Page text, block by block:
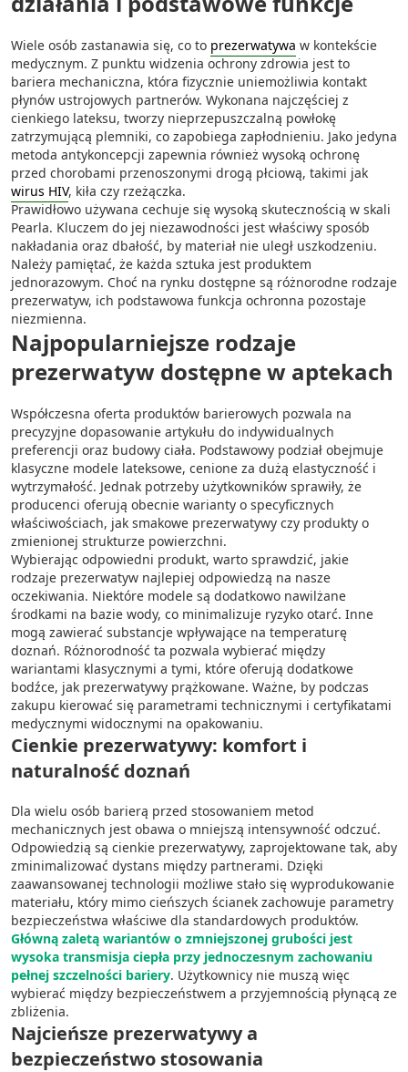
Wiele osób zastanawia się, co to prezerwatywa w kontekście
medycznym. Z punktu widzenia ochrony zdrowia jest to
bariera mechaniczna, która fizycznie uniemożliwia kontakt
płynów ustrojowych partnerów. Wykonana najczęściej z
cienkiego lateksu, tworzy nieprzepuszczalną powłokę
zatrzymującą plemniki, co zapobiega zapłodnieniu. Jako jedyna
metoda antykoncepcji zapewnia również wysoką ochronę
przed chorobami przenoszonymi drogą płciową, takimi jak
wirus HIV, kiła czy rzeżączka.
Prawidłowo używana cechuje się wysoką skutecznością w skali
Pearla. Kluczem do jej niezawodności jest właściwy sposób
nakładania oraz dbałość, by materiał nie uległ uszkodzeniu.
Należy pamiętać, że każda sztuka jest produktem
jednorazowym. Choć na rynku dostępne są różnorodne rodzaje
prezerwatyw, ich podstawowa funkcja ochronna pozostaje
niezmienna.
Najpopularniejsze rodzaje
prezerwatyw dostępne w aptekach
Współczesna oferta produktów barierowych pozwala na
precyzyjne dopasowanie artykułu do indywidualnych
preferencji oraz budowy ciała. Podstawowy podział obejmuje
klasyczne modele lateksowe, cenione za dużą elastyczność i
wytrzymałość. Jednak potrzeby użytkowników sprawiły, że
producenci oferują obecnie warianty o specyficznych
właściwościach, jak smakowe prezerwatywy czy produkty o
zmienionej strukturze powierzchni.
Wybierając odpowiedni produkt, warto sprawdzić, jakie
rodzaje prezerwatyw najlepiej odpowiedzą na nasze
oczekiwania. Niektóre modele są dodatkowo nawilżane
środkami na bazie wody, co minimalizuje ryzyko otarć. Inne
mogą zawierać substancje wpływające na temperaturę
doznań. Różnorodność ta pozwala wybierać między
wariantami klasycznymi a tymi, które oferują dodatkowe
bodźce, jak prezerwatywy prążkowane. Ważne, by podczas
zakupu kierować się parametrami technicznymi i certyfikatami
medycznymi widocznymi na opakowaniu.
Cienkie prezerwatywy: komfort i
naturalność doznań
Dla wielu osób barierą przed stosowaniem metod
mechanicznych jest obawa o mniejszą intensywność odczuć.
Odpowiedzią są cienkie prezerwatywy, zaprojektowane tak, aby
zminimalizować dystans między partnerami. Dzięki
zaawansowanej technologii możliwe stało się wyprodukowanie
materiału, który mimo cieńszych ścianek zachowuje parametry
bezpieczeństwa właściwe dla standardowych produktów.
Główną zaletą wariantów o zmniejszonej grubości jest
wysoka transmisja ciepła przy jednoczesnym zachowaniu
pełnej szczelności bariery. Użytkownicy nie muszą więc
wybierać między bezpieczeństwem a przyjemnością płynącą ze
zbliżenia.
Najcieńsze prezerwatywy a
bezpieczeństwo stosowania